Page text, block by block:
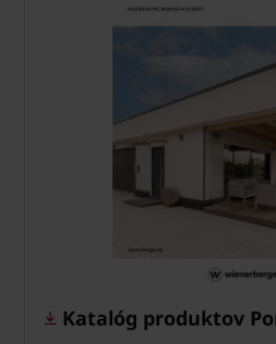
Katalóg produktov